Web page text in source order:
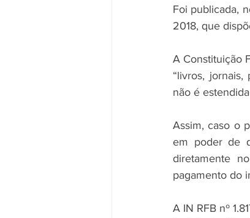
Foi publicada,
2018, que
A Constituição
“livros,
não é
Assim, caso o
em poder de
diretamente
pagamento do
A IN RFB nº